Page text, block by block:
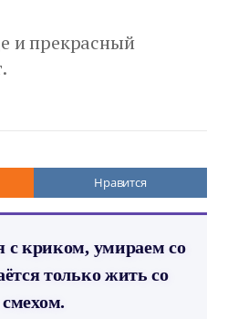
и прекрасный
Нравится
криком, умираем со
только жить со
смехом.